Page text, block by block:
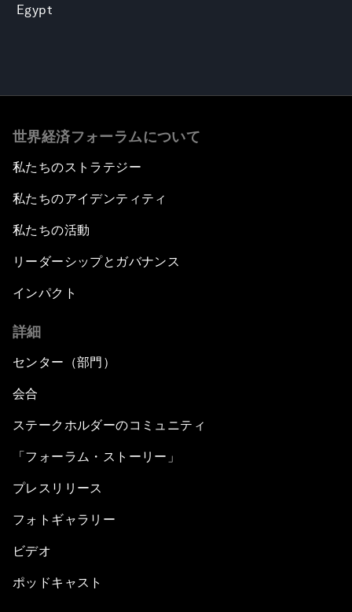
Egypt
世界経済フォーラムについて
私たちのストラテジー
私たちのアイデンティティ
私たちの活動
リーダーシップとガバナンス
インパクト
詳細
センター（部門）
会合
ステークホルダーのコミュニティ
「フォーラム・ストーリー」
プレスリリース
フォトギャラリー
ビデオ
ポッドキャスト